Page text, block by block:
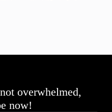
overwhelmed,
now!